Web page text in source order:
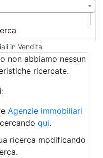
in Vendita
non abbiamo nessun
ricercate.
Agenzie immobiliari
qui.
ricerca modificando